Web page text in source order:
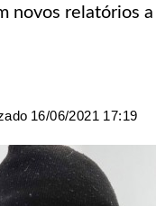
novos relatórios
16/06/2021 17:19